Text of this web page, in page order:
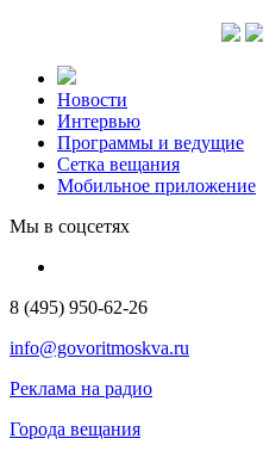
Новости
Интервью
Программы и ведущие
Сетка вещания
Мобильное приложение
Мы в соцсетях
8 (495) 950-62-26
info@govoritmoskva.ru
Реклама на радио
Города вещания